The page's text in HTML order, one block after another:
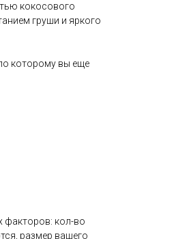
кокосового
груши и яркого
которому вы еще
факторов: кол-во
размер вашего